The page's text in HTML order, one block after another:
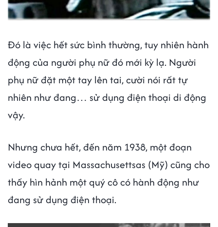
Đó là việc hết sức bình thường, tuy nhiên hành
động của người phụ nữ đó mới kỳ lạ. Người
phụ nữ đặt một tay lên tai, cười nói rất tự
nhiên như đang… sử dụng điện thoại di động
vậy.
Nhưng chưa hết, đến năm 1938, một đoạn
video quay tại Massachusettsas (Mỹ) cũng cho
thấy hìn hảnh một quý cô có hành động như
đang sử dụng điện thoại.